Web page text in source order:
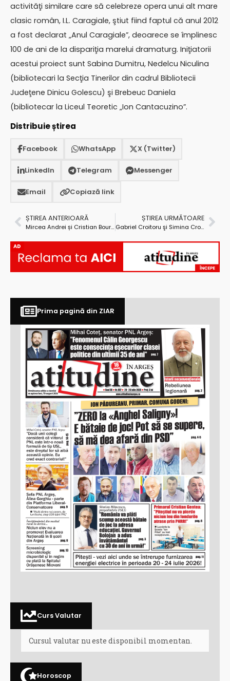
activităţi similare care să celebreze opera unui alt mare
clasic român, I.L. Caragiale, ştiut fiind faptul că anul 2012
a fost declarat „Anul Caragiale”, deoarece se împlinesc
100 de ani de la dispariţia marelui dramaturg. Iniţiatorii
acestui proiect sunt Sabina Dumitru, Nedelcu Niculina
(bibliotecari la Secţia Tinerilor din cadrul Bibliotecii
Judeţene Dinicu Golescu) şi Brebeuc Daniela
(bibliotecar la Liceul Teoretic „Ion Cantacuzino”.
Distribuie știrea
Facebook WhatsApp X (Twitter)
LinkedIn Telegram Messenger
Email Copiază link
ȘTIREA ANTERIOARĂ
Mircea Andrei și Cristian Boureanu n-au vrut să fie miniștri
ȘTIREA URMĂTOARE
Gabriel Croitoru şi Simina Croitoru, în concert la Piteşti
AD
Prima pagină din ZIAR
Curs Valutar
Cursul valutar nu este disponibil momentan.
Horoscop